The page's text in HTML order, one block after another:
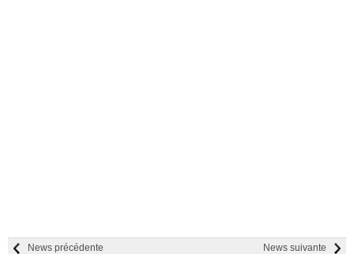
News suivante
News précédente